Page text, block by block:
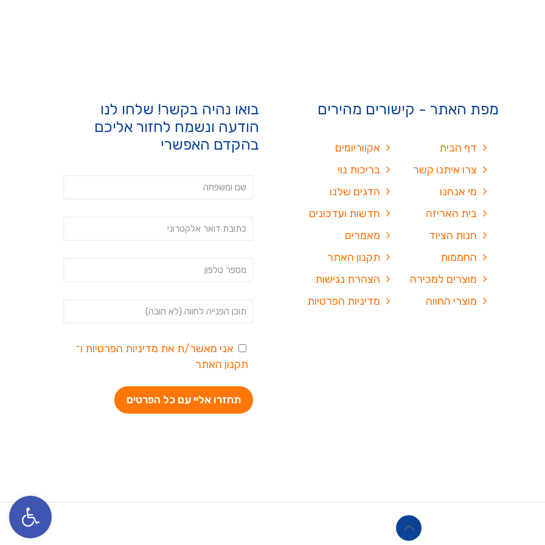
פתח סרגל
מפת האתר - קישורים מהירים
אקווריומים
בריכות נוי
הדגים שלנו
חדשות ועדכונים
מאמרים
תקנון האתר
הצהרת נגישות
מדיניות הפרטיות
דף הבית
צרו איתנו קשר
מי אנחנו
בית האריזה
חנות הציוד
החממות
מוצרים למכירה
מוצרי החווה
בואו נהיה בקשר! שלחו לנו
הודעה ונשמח לחזור אליכם
בהקדם האפשרי
אני מאשר/ת את מדיניות הפרטיות ו־
תקנון האתר